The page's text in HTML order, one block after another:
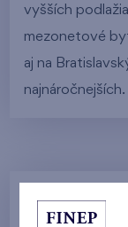
vyšších
mezonetové
aj na
najnáročnejších.